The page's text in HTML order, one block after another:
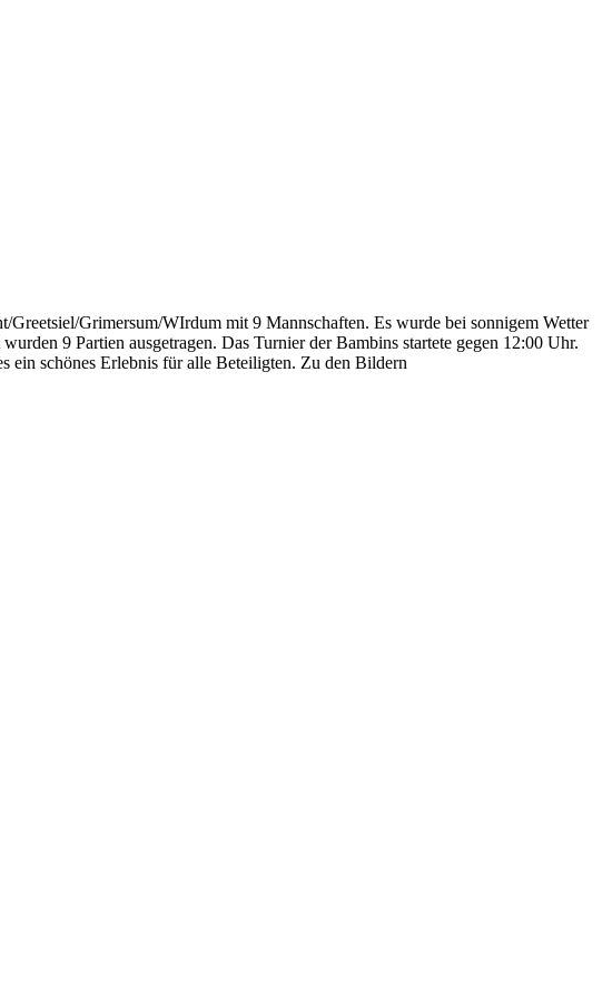
Grimersum/WIrdum mit 9 Mannschaften. Es wurde bei sonnigem Wetter
9 Partien ausgetragen. Das Turnier der Bambins startete gegen 12:00 Uhr.
ein schönes Erlebnis für alle Beteiligten. Zu den Bildern